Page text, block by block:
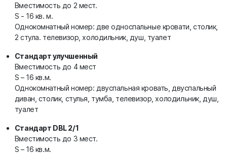
Вместимость до 2 мест.
S - 16 кв. м.
Однокомнатный номер: две односпальные кровати, столик,
2 стула. телевизор, холодильник, душ, туалет
Стандарт улучшенный
Вместимость до 4 мест
S – 16 кв.м.
Однокомнатный номер: двуспальная кровать, двуспальный
диван, столик, стулья, тумба, телевизор, холодильник, душ,
туалет
Стандарт DBL 2/1
Вместимость до 3 мест.
S – 16 кв.м.